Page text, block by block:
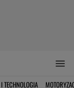
TECHNOLOGIA